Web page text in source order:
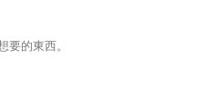
要的東西。